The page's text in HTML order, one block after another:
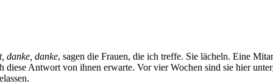
danke, danke, sagen die Frauen, die ich treffe. Sie lächeln. Eine
diese Antwort von ihnen erwarte. Vor vier Wochen sind sie hier